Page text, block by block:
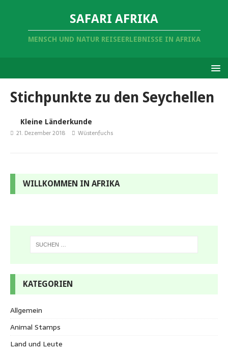
SAFARI AFRIKA
MENSCH UND NATUR REISEERLEBNISSE IN AFRIKA
Stichpunkte zu den Seychellen
Kleine Länderkunde
21. Dezember 2018 Wüstenfuchs
WILLKOMMEN IN AFRIKA
KATEGORIEN
Allgemein
Animal Stamps
Land und Leute